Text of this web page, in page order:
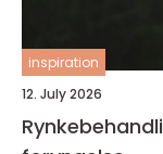
inspiration
12. July 2026